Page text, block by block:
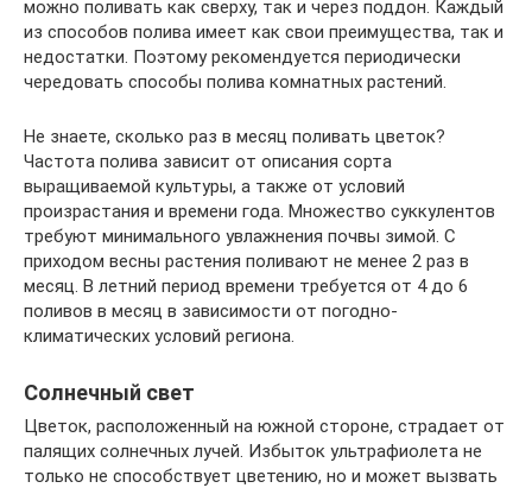
можно поливать как сверху, так и через поддон. Каждый
из способов полива имеет как свои преимущества, так и
недостатки. Поэтому рекомендуется периодически
чередовать способы полива комнатных растений.
Не знаете, сколько раз в месяц поливать цветок?
Частота полива зависит от описания сорта
выращиваемой культуры, а также от условий
произрастания и времени года. Множество суккулентов
требуют минимального увлажнения почвы зимой. С
приходом весны растения поливают не менее 2 раз в
месяц. В летний период времени требуется от 4 до 6
поливов в месяц в зависимости от погодно-
климатических условий региона.
Солнечный свет
Цветок, расположенный на южной стороне, страдает от
палящих солнечных лучей. Избыток ультрафиолета не
только не способствует цветению, но и может вызвать